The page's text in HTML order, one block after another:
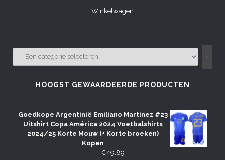
Winkelwagen
EEN
CATEGORIE
SELECTEREN
HOOGST GEWAARDEERDE PRODUCTEN
Goedkope Argentinië Emiliano Martinez #23
Uitshirt Copa América 2024 Voetbalshirts
2024/25 Korte Mouw (+ Korte broeken)
Kopen
€49.89